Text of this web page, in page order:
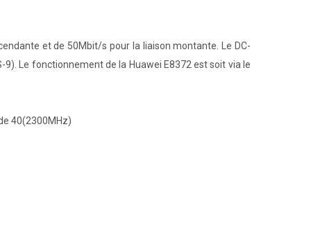
et de 50Mbit/s pour la liaison montante. Le DC-
Le fonctionnement de la Huawei E8372 est soit via le
40(2300MHz)